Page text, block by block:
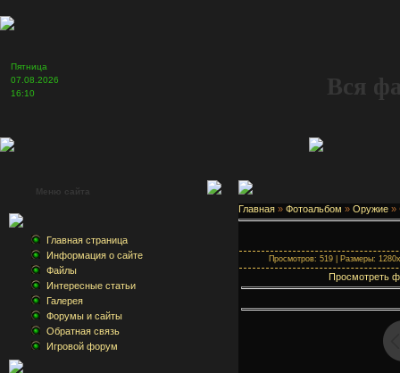
Пятница
07.08.2026
16:10
Вся
Меню сайта
Главная страница
Информация о сайте
Файлы
Интересные статьи
Галерея
Форумы и сайты
Обратная связь
Игровой форум
Главная » Фотоальбом » Оружие »
Просмотров: 519 | Размеры:
Просмотреть